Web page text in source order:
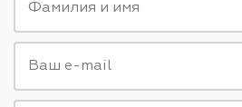
Фамилия и имя
Ваш e-mail